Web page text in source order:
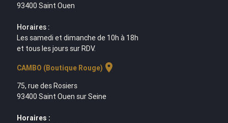
93400 Saint Ouen
Horaires :
Les samedi et dimanche de 10h à 18h
et tous les jours sur RDV.
CAMBO (Boutique Rouge) location_on
75, rue des Rosiers
93400 Saint Ouen sur Seine
Horaires :